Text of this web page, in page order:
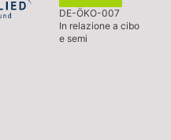
DE-ÖKO-007
In relazione a cibo
e semi